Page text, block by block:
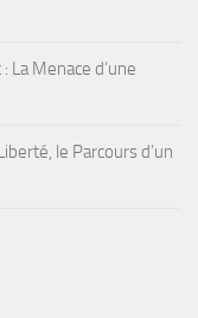
La Menace d’une
le Parcours d’un